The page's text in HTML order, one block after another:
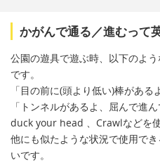
かがんで通る／進むって
公園の遊具で遊ぶ時、以下のよ
です。
「目の前に(頭より低い)棒があ
「トンネルがあるよ、屈んで進ん
duck your head 、Crawlなどを使
他にも似たような状況で使用で
いです。